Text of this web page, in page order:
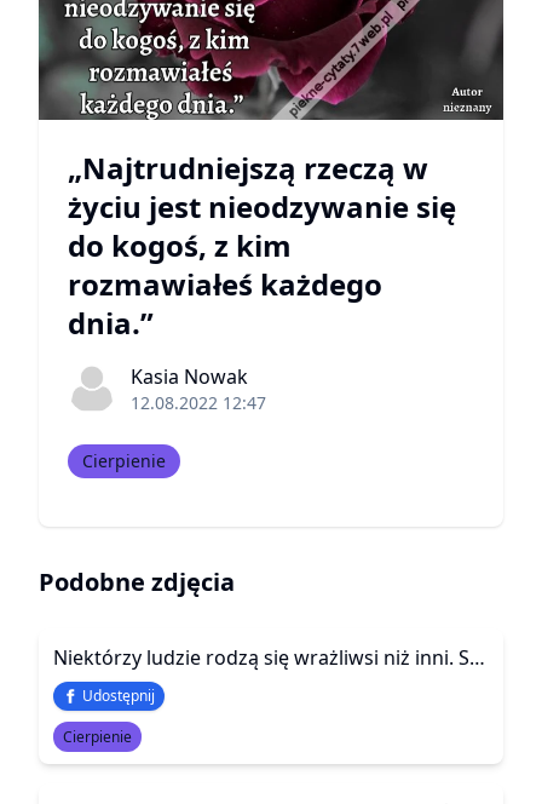
„Najtrudniejszą rzeczą w
życiu jest nieodzywanie się
do kogoś, z kim
rozmawiałeś każdego
dnia.”
Kasia Nowak
12.08.2022 12:47
Cierpienie
Podobne zdjęcia
Niektórzy ludzie rodzą się wrażliwsi niż inni. Są niczym delikatne owoce – łatwiej ich zranić, częściej płaczą, a smutek towarzyszy im od najmłodszych lat.
Udostępnij
Cierpienie